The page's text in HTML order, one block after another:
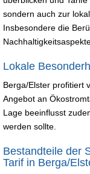
sondern auch zur
Insbesondere die
Lokale
Berga/Elster profitiert
Angebot an
Lage beeinflusst
werden sollte.
Bestandteile der
Tarif in Berga/